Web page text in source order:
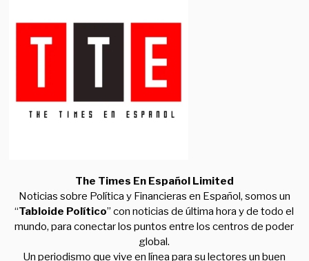
The Times En Español Limited
Noticias sobre Política y Financieras en Español, somos un
“Tabloide Político” con noticias de última hora y de todo el
mundo, para conectar los puntos entre los centros de poder
global.
Un periodismo que vive en línea para su lectores un buen